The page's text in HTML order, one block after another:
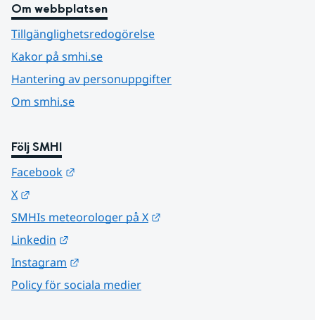
Om webbplatsen
Tillgänglighetsredogörelse
Kakor på smhi.se
Hantering av personuppgifter
Om smhi.se
Följ SMHI
Facebook
X
SMHIs meteorologer på X
Linkedin
Instagram
Policy för sociala medier